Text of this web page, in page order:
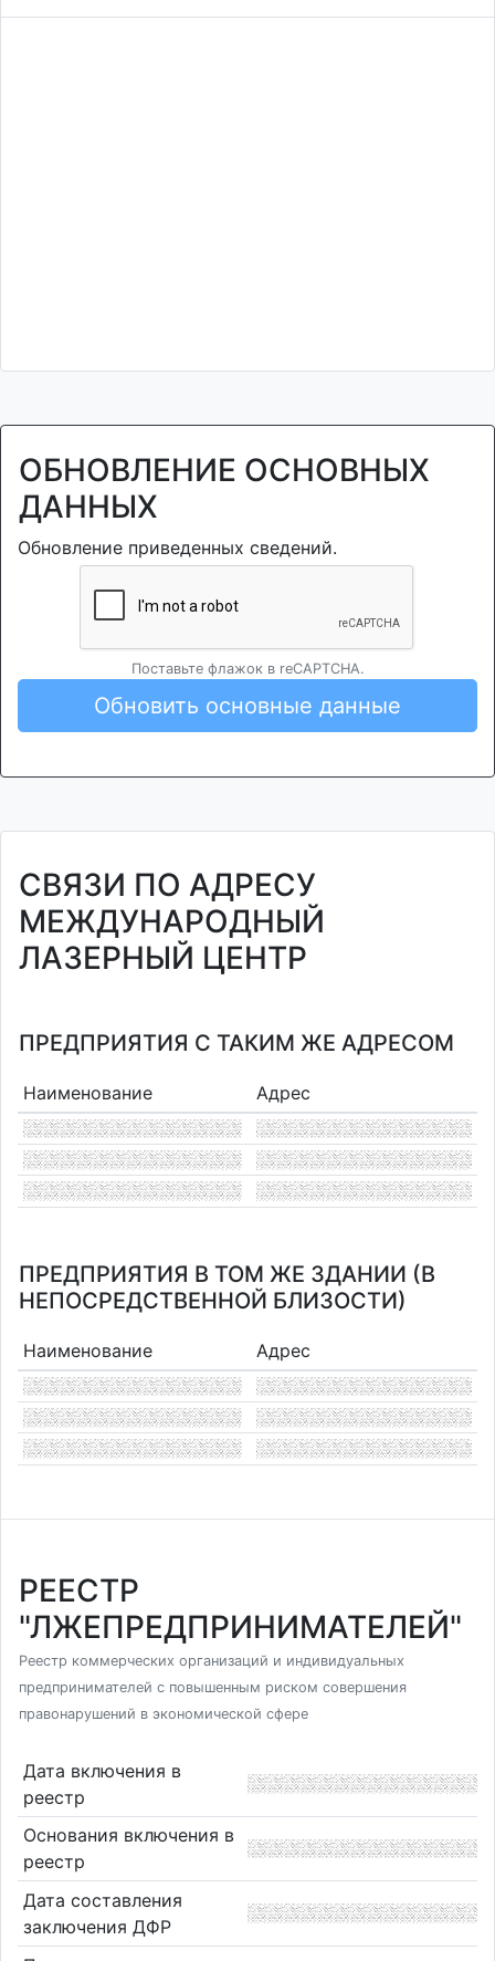
ОБНОВЛЕНИЕ ОСНОВНЫХ
ДАННЫХ
Обновление приведенных сведений.
Поставьте флажок в reCAPTCHA.
Обновить основные данные
СВЯЗИ ПО АДРЕСУ
МЕЖДУНАРОДНЫЙ
ЛАЗЕРНЫЙ ЦЕНТР
ПРЕДПРИЯТИЯ С ТАКИМ ЖЕ АДРЕСОМ
Наименование Адрес
ПРЕДПРИЯТИЯ В ТОМ ЖЕ ЗДАНИИ (В
НЕПОСРЕДСТВЕННОЙ БЛИЗОСТИ)
Наименование Адрес
РЕЕСТР
"ЛЖЕПРЕДПРИНИМАТЕЛЕЙ"
Реестр коммерческих организаций и индивидуальных
предпринимателей с повышенным риском совершения
правонарушений в экономической сфере
Дата включения в
реестр
Основания включения в
реестр
Дата составления
заключения ДФР